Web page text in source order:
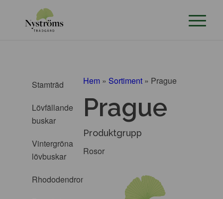
Stamträd
Lövfällande
buskar
Vintergröna
lövbuskar
Rhododendron
Hem » Sortiment » Prague
Prague
Produktgrupp
Rosor